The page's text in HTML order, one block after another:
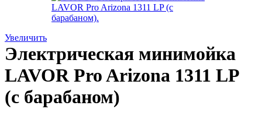
Увеличить
Электрическая минимойка
LAVOR Pro Arizona 1311 LP
(с барабаном)